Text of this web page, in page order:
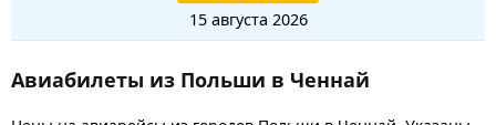
15 августа 2026
Авиабилеты из Польши в Ченнай